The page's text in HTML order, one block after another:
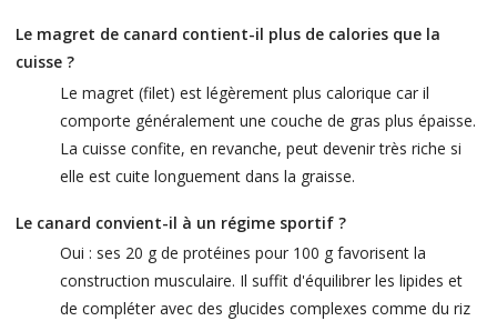
Le magret de canard contient-il plus de calories que la
cuisse ?
Le magret (filet) est légèrement plus calorique car il
comporte généralement une couche de gras plus épaisse.
La cuisse confite, en revanche, peut devenir très riche si
elle est cuite longuement dans la graisse.
Le canard convient-il à un régime sportif ?
Oui : ses 20 g de protéines pour 100 g favorisent la
construction musculaire. Il suffit d'équilibrer les lipides et
de compléter avec des glucides complexes comme du riz